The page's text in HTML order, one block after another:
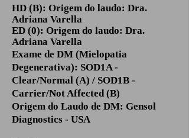
HD (B): Origem do laudo: Dra.
Adriana Varella
ED (0): Origem do laudo: Dra.
Adriana Varella
Exame de DM (Mielopatia
Degenerativa): SOD1A -
Clear/Normal (A) / SOD1B -
Carrier/Not Affected (B)
Origem do Laudo de DM: Gensol
Diagnostics - USA